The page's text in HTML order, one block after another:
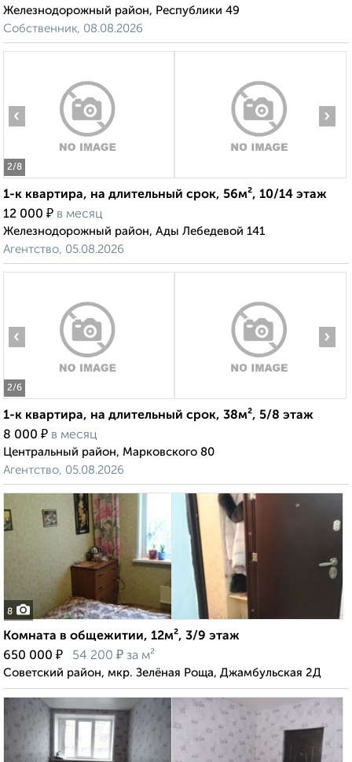
Железнодорожный район, Республики 49
Собственник, 08.08.2026
2/8
‹ ›
1-к квартира, на длительный срок, 56м², 10/14 этаж
12 000 ₽ в месяц
Железнодорожный район, Ады Лебедевой 141
Агентство, 05.08.2026
2/6
‹ ›
1-к квартира, на длительный срок, 38м², 5/8 этаж
8 000 ₽ в месяц
Центральный район, Марковского 80
Агентство, 05.08.2026
8
Комната в общежитии, 12м², 3/9 этаж
650 000 ₽ 54 200 ₽ за м²
Советский район, мкр. Зелёная Роща, Джамбульская 2Д